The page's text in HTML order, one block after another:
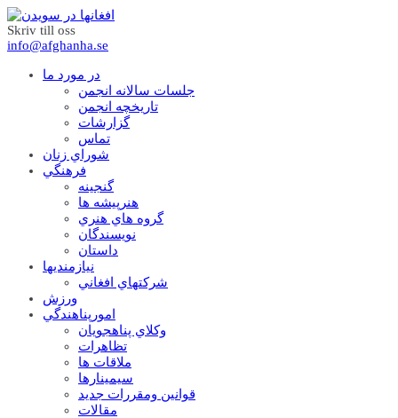
Skriv till oss
info@afghanha.se
در مورد ما
جلسات سالانه انجمن
تاریخچه انجمن
گزارشات
تماس
شوراي زنان
فرهنگي
گنجينه
هنرپيشه ها
گروه هاي هنري
نويسندگان
داستان
نيازمنديها
شرکتهاي افغاني
ورزش
امورپناهندگي
وکلاي پناهجويان
تظاهرات
ملاقات ها
سيمينارها
قوانين ومقررات جديد
مقالات